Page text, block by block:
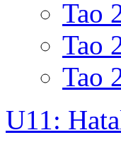
Tao
Tao
Tao
U11: